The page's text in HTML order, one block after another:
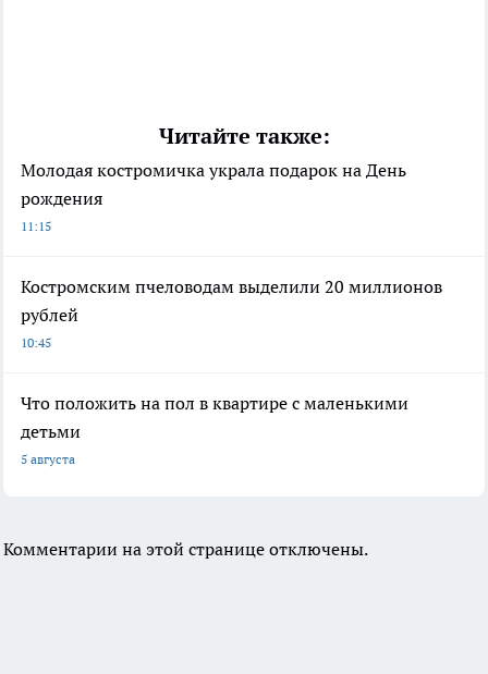
Читайте также:
Молодая костромичка украла подарок на День
рождения
11:15
Костромским пчеловодам выделили 20 миллионов
рублей
10:45
Что положить на пол в квартире с маленькими
детьми
5 августа
Комментарии на этой странице отключены.